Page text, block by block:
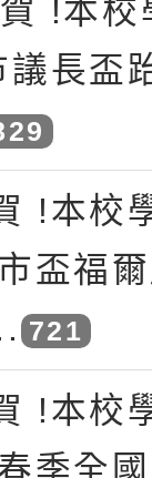
!本校
長盃
!本校
盃福
721
!本校
季全